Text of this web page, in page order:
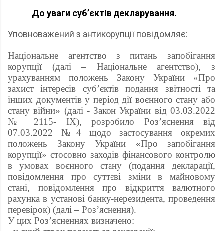
До уваги суб’єктів декларування.
Уповноважений з антикорупції повідомляє:
Національне агентство з питань запобігання
корупції (далі – Національне агентство), з
урахуванням положень Закону України «Про
захист інтересів суб’єктів подання звітності та
інших документів у період дії воєнного стану або
стану війни» (далі - Закон України від 03.03.2022
№ 2115- ІХ), розробило Роз’яснення від
07.03.2022 №4 щодо застосування окремих
положень Закону України «Про запобігання
корупції» стосовно заходів фінансового контролю
в умовах воєнного стану (подання декларації,
повідомлення про суттєві зміни в майновому
стані, повідомлення про відкриття валютного
рахунка в установі банку-нерезидента, проведення
перевірок) (далі – Роз’яснення).
У цих Роз’ясненнях визначено: